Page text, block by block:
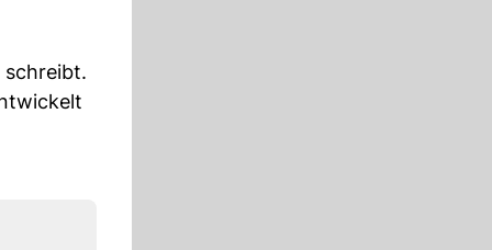
schreibt.